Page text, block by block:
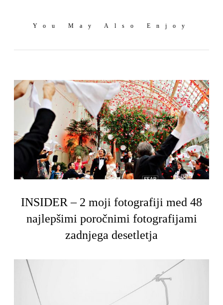
You May Also Enjoy
INSIDER – 2 moji fotografiji med 48
najlepšimi poročnimi fotografijami
zadnjega desetletja